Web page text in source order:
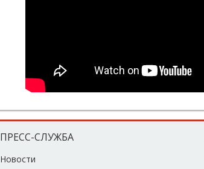
ПРЕСС-СЛУЖБА
Новости